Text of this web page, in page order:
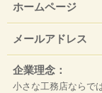
ホームページ
メールアドレス
企業理念：
小さな工務店ならで